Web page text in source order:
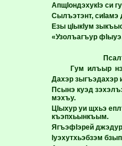
АпщIондэхукIэ си
Сылъэтэнт, сиIамэ
Езы цIыкIум
«Узолъагъур фI
Гум илъыр
Дахэр зыгъэдахэр
Псынэ куэд
мэхъу.
ЦIыхур уи щхьэ
къэпхьынкъым.
ЯгъэфIэрей
Iуэхутхьэбзэм